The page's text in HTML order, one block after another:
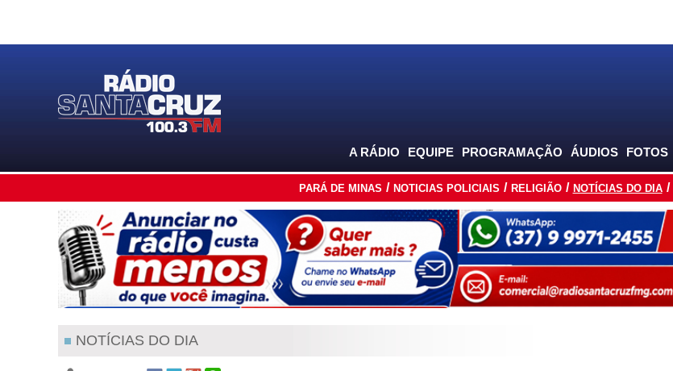
A RÁDIO EQUIPE PROGRAMAÇÃO ÁUDIOS FOTOS
PARÁ DE MINAS NOTICIAS POLICIAIS RELIGIÃO NOTÍCIAS DO DIA
NOTÍCIAS DO DIA